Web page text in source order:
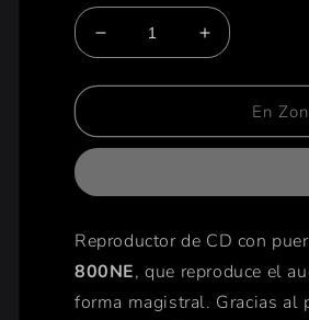
Reducir
cantidad
para
DCD-
Aumentar
cantidad
para
DENON
DCD-
En
Reproductor de CD con
800NE, que reproduce el
forma magistral. Gracias al